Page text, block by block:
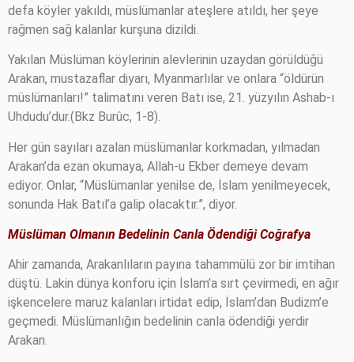
defa köyler yakıldı, müslümanlar ateşlere atıldı, her şeye
rağmen sağ kalanlar kurşuna dizildi.
Yakılan Müslüman köylerinin alevlerinin uzaydan görüldüğü
Arakan, mustazaflar diyarı, Myanmarlılar ve onlara “öldürün
müslümanları!” talimatını veren Batı ise, 21. yüzyılın Ashab-ı
Uhdudu’dur.(Bkz Burûc, 1-8).
Her gün sayıları azalan müslümanlar korkmadan, yılmadan
Arakan’da ezan okumaya, Allah-u Ekber demeye devam
ediyor. Onlar, “Müslümanlar yenilse de, İslam yenilmeyecek,
sonunda Hak Batıl’a galip olacaktır.”, diyor.
Müslüman Olmanın Bedelinin Canla Ödendiği Coğrafya
Ahir zamanda, Arakanlıların payına tahammülü zor bir imtihan
düştü. Lakin dünya konforu için İslam’a sırt çevirmedi, en ağır
işkencelere maruz kalanları irtidat edip, İslam’dan Budizm’e
geçmedi. Müslümanlığın bedelinin canla ödendiği yerdir
Arakan.